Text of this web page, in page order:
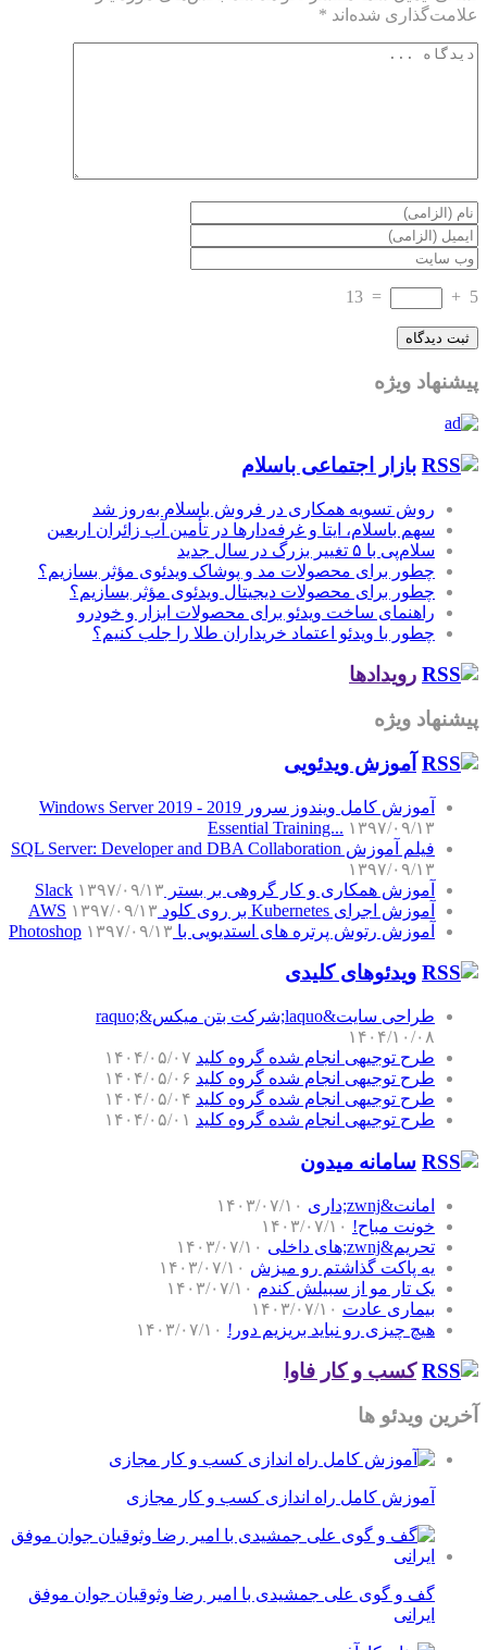
علامت‌گذاری شده‌اند *
5
+
=
13
پیشنهاد ویژه
بازار اجتماعی باسلام
روش تسویه همکاری در فروش باسلام به‌روز شد
سهم باسلام، ایتا و غرفه‌دارها در تأمین آب زائران اربعین
سلام‌پی با ۵ تغییر بزرگ در سال جدید
چطور برای محصولات مد و پوشاک ویدئوی مؤثر بسازیم؟
چطور برای محصولات دیجیتال ویدئوی مؤثر بسازیم؟
راهنمای ساخت ویدئو برای محصولات ابزار و خودرو
چطور با ویدئو اعتماد خریداران طلا را جلب کنیم؟
رویدادها
پیشنهاد ویژه
آموزش‌ ویدئویی
آموزش کامل ویندوز سرور 2019 - Windows Server 2019
Essential Training... ۱۳۹۷/۰۹/۱۳
فیلم آموزش SQL Server: Developer and DBA Collaboration
۱۳۹۷/۰۹/۱۳
آموزش همکاری و کار گروهی بر بستر Slack ۱۳۹۷/۰۹/۱۳
آموزش اجرای Kubernetes بر روی کلود AWS
۱۳۹۷/۰۹/۱۳
آموزش رتوش پرتره های استدیویی با Photoshop ۱۳۹۷/۰۹/۱۳
ویدئوهای کلیدی
طراحی سایت&laquo;شرکت بتن میکس&raquo;
۱۴۰۴/۱۰/۰۸
طرح توجیهی انجام شده گروه کلید ۱۴۰۴/۰۵/۰۷
طرح توجیهی انجام شده گروه کلید ۱۴۰۴/۰۵/۰۶
طرح توجیهی انجام شده گروه کلید ۱۴۰۴/۰۵/۰۴
طرح توجیهی انجام شده گروه کلید ۱۴۰۴/۰۵/۰۱
سامانه میدون
امانت&zwnj;داری
۱۴۰۳/۰۷/۱۰
خونت مباح! ۱۴۰۳/۰۷/۱۰
تحریم&zwnj;های داخلی
۱۴۰۳/۰۷/۱۰
یه پاکت گذاشتم رو میزش ۱۴۰۳/۰۷/۱۰
یک تار مو از سبیلش کندم ۱۴۰۳/۰۷/۱۰
بیماری عادت ۱۴۰۳/۰۷/۱۰
هیچ چیزی رو نباید بریزیم دور! ۱۴۰۳/۰۷/۱۰
کسب و کار فاوا
آخرین ویدئو ها
آموزش کامل راه اندازی کسب و کار مجازی
گف و گوی علی جمشیدی با امیر رضا وثوقیان جوان موفق
ایرانی